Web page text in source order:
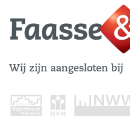
Wij zijn aangesloten bij